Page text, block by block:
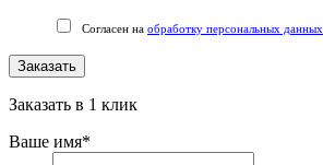
Согласен на обработку персональных данных
Заказать
Заказать в 1 клик
Ваше имя*